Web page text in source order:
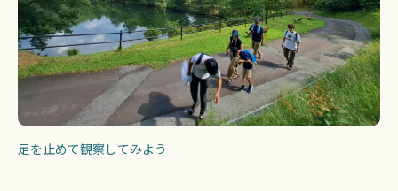
足を止めて観察してみよう